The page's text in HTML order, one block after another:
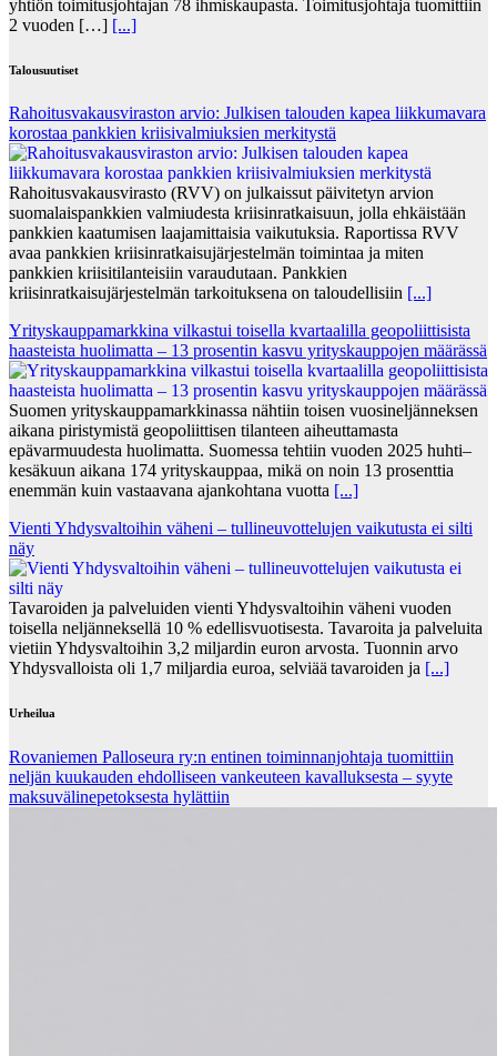
yhtiön toimitusjohtajan 78 ihmiskaupasta. Toimitusjohtaja tuomittiin
2 vuoden […] [...]
Talousuutiset
Rahoitusvakausviraston arvio: Julkisen talouden kapea liikkumavara
korostaa pankkien kriisivalmiuksien merkitystä
Rahoitusvakausvirasto (RVV) on julkaissut päivitetyn arvion
suomalaispankkien valmiudesta kriisinratkaisuun, jolla ehkäistään
pankkien kaatumisen laajamittaisia vaikutuksia. Raportissa RVV
avaa pankkien kriisinratkaisujärjestelmän toimintaa ja miten
pankkien kriisitilanteisiin varaudutaan. Pankkien
kriisinratkaisujärjestelmän tarkoituksena on taloudellisiin [...]
Yrityskauppamarkkina vilkastui toisella kvartaalilla geopoliittisista
haasteista huolimatta – 13 prosentin kasvu yrityskauppojen määrässä
Suomen yrityskauppamarkkinassa nähtiin toisen vuosineljänneksen
aikana piristymistä geopoliittisen tilanteen aiheuttamasta
epävarmuudesta huolimatta. Suomessa tehtiin vuoden 2025 huhti–
kesäkuun aikana 174 yrityskauppaa, mikä on noin 13 prosenttia
enemmän kuin vastaavana ajankohtana vuotta [...]
Vienti Yhdysvaltoihin väheni – tullineuvottelujen vaikutusta ei silti
näy
Tavaroiden ja palveluiden vienti Yhdysvaltoihin väheni vuoden
toisella neljänneksellä 10 % edellisvuotisesta. Tavaroita ja palveluita
vietiin Yhdysvaltoihin 3,2 miljardin euron arvosta. Tuonnin arvo
Yhdysvalloista oli 1,7 miljardia euroa, selviää tavaroiden ja [...]
Urheilua
Rovaniemen Palloseura ry:n entinen toiminnanjohtaja tuo­mit­tiin
neljän kuu­kau­den eh­dol­li­seen van­keu­teen ka­val­luk­ses­ta – syyte
mak­su­vä­li­ne­pe­tok­ses­ta hy­lät­tiin